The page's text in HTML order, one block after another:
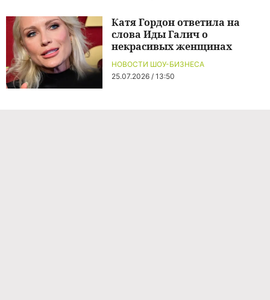
НОВОСТИ ШОУ-БИЗНЕСА
25.07.2026 / 13:50
Катя Гордон ответила на
слова Иды Галич о
некрасивых женщинах